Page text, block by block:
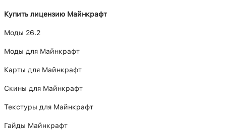
Купить лицензию Майнкрафт
Моды 26.2
Моды для Майнкрафт
Карты для Майнкрафт
Скины для Майнкрафт
Текстуры для Майнкрафт
Гайды Майнкрафт